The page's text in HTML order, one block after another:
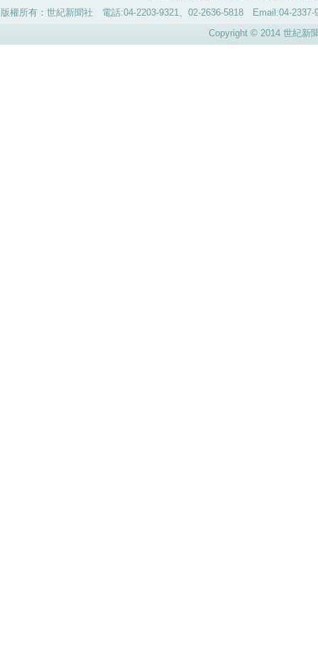
版權所有：世紀新聞社 電話:04-2203-9321、02-2636-5818 Email:04-
Copyright © 2014 世紀新